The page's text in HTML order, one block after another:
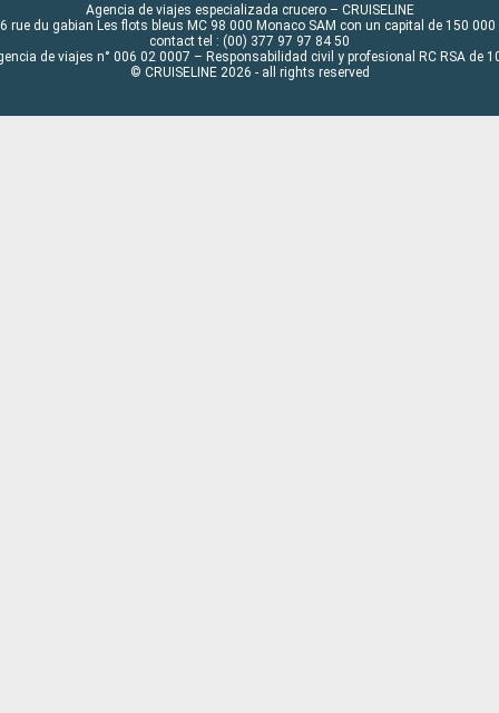
Agencia de viajes especializada crucero – CRUISELINE
rue du gabian Les flots bleus MC 98 000 Monaco SAM con un capital de 150 000
contact tel : (00) 377 97 97 84 50
de viajes n° 006 02 0007 – Responsabilidad civil y profesional RC RSA de
© CRUISELINE 2026 - all rights reserved